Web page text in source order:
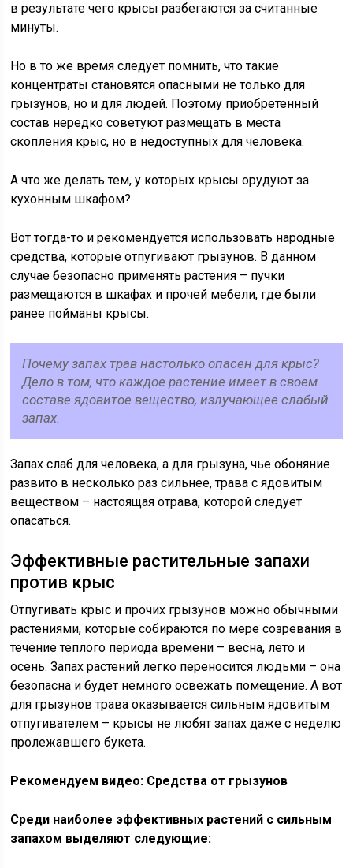
в результате чего крысы разбегаются за считанные
минуты.
Но в то же время следует помнить, что такие
концентраты становятся опасными не только для
грызунов, но и для людей. Поэтому приобретенный
состав нередко советуют размещать в места
скопления крыс, но в недоступных для человека.
А что же делать тем, у которых крысы орудуют за
кухонным шкафом?
Вот тогда-то и рекомендуется использовать народные
средства, которые отпугивают грызунов. В данном
случае безопасно применять растения – пучки
размещаются в шкафах и прочей мебели, где были
ранее пойманы крысы.
Почему запах трав настолько опасен для крыс?
Дело в том, что каждое растение имеет в своем
составе ядовитое вещество, излучающее слабый
запах.
Запах слаб для человека, а для грызуна, чье обоняние
развито в несколько раз сильнее, трава с ядовитым
веществом – настоящая отрава, которой следует
опасаться.
Эффективные растительные запахи
против крыс
Отпугивать крыс и прочих грызунов можно обычными
растениями, которые собираются по мере созревания в
течение теплого периода времени – весна, лето и
осень. Запах растений легко переносится людьми – она
безопасна и будет немного освежать помещение. А вот
для грызунов трава оказывается сильным ядовитым
отпугивателем – крысы не любят запах даже с неделю
пролежавшего букета.
Рекомендуем видео: Средства от грызунов
Среди наиболее эффективных растений с сильным
запахом выделяют следующие: